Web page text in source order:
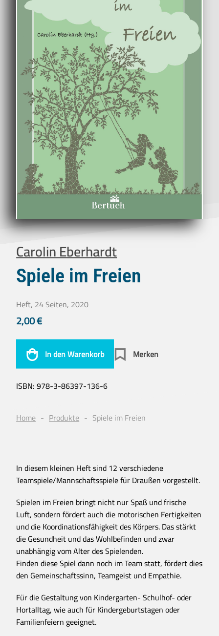
Carolin Eberhardt
Spiele im Freien
Heft, 24 Seiten, 2020
2,00€
In den Warenkorb Merken
ISBN:978-3-86397-136-6
Home Produkte Spiele im Freien
In diesem kleinen Heft sind 12 verschiedene
Teamspiele/Mannschaftsspiele für Draußen vorgestellt.
Spielen im Freien bringt nicht nur Spaß und frische
Luft, sondern fördert auch die motorischen Fertigkeiten
und die Koordinationsfähigkeit des Körpers. Das stärkt
die Gesundheit und das Wohlbefinden und zwar
unabhängig vom Alter des Spielenden.
Finden diese Spiel dann noch im Team statt, fördert dies
den Gemeinschaftssinn, Teamgeist und Empathie.
Für die Gestaltung von Kindergarten- Schulhof- oder
Hortalltag, wie auch für Kindergeburtstagen oder
Familienfeiern geeignet.